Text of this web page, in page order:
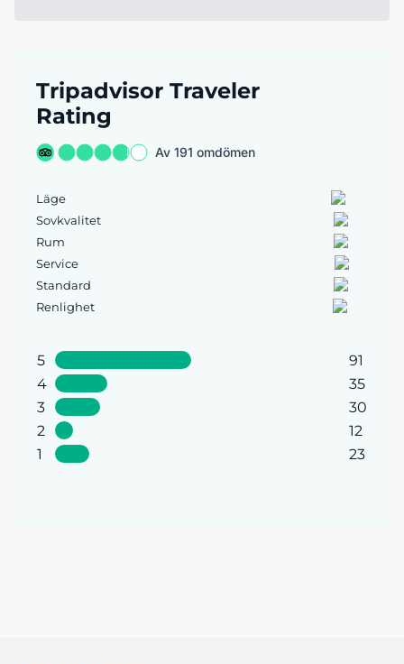
Tripadvisor Traveler
Rating
Av 191 omdömen
Läge
Sovkvalitet
Rum
Service
Standard
Renlighet
5
91
4
35
3
30
2
12
1
23